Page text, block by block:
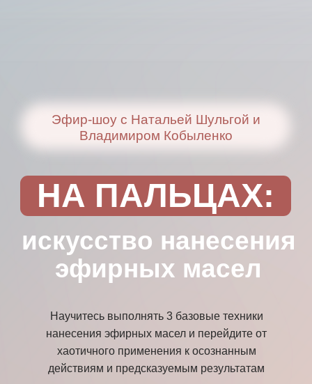
Научитесь выполнять 3 базовые техники
нанесения эфирных масел и перейдите от
хаотичного применения к осознанным
действиям и предсказуемым результатам
НА ПАЛЬЦАХ:
искусство нанесения
эфирных масел
Эфир-шоу с Натальей Шульгой и
Владимиром Кобыленко